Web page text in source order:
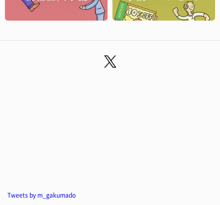
Tweets by m_gakumado